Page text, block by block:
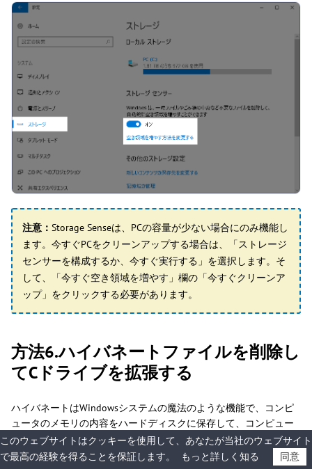
注意： Storage Senseは、PCの容量が少ない場合にのみ機能し
ます。今すぐPCをクリーンアップする場合は、「ストレージ
センサーを構成するか、今すぐ実行する」を選択します。そ
して、「今すぐ空き領域を増やす」欄の「今すぐクリーンア
ップ」をクリックする必要があります。
方法6.ハイバネートファイルを削除し
てCドライブを拡張する
ハイバネートはWindowsシステムの魔法のような機能で、コンピ
ュータのメモリの内容をハードディスクに保存して、コンピュー
タを素早く起動させることができます。WindowsはRAMスペース
の約半分をハイバネーションファイルのために確保しています。
このウェブサイトはクッキーを使用して、あなたが当社のウェブサイト
で最高の経験を得ることを保証します。
もっと詳しく知る 同意